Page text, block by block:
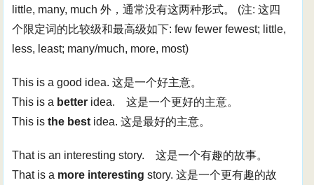
little, many, much 外，通常没有这两种形式。 (注: 这四
个限定词的比较级和最高级如下: few fewer fewest; little,
less, least; many/much, more, most)
This is a good idea. 这是一个好主意。
This is a better idea. 这是一个更好的主意。
This isthe best idea. 这是最好的主意。
That is an interesting story. 这是一个有趣的故事。
That is a more interesting story. 这是一个更有趣的故